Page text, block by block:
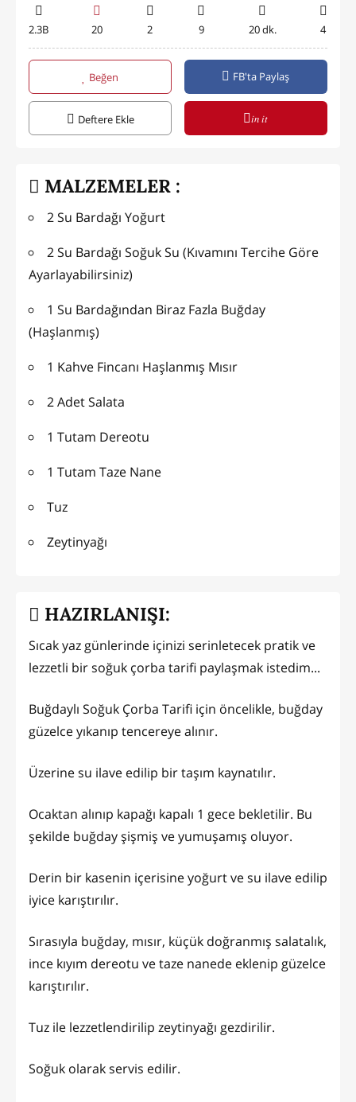
2.3B 20 2 9 20 dk. 4
Beğen FB'ta Paylaş
Deftere Ekle in it
MALZEMELER :
2 Su Bardağı Yoğurt
2 Su Bardağı Soğuk Su (Kıvamını Tercihe Göre
Ayarlayabilirsiniz)
1 Su Bardağından Biraz Fazla Buğday
(Haşlanmış)
1 Kahve Fincanı Haşlanmış Mısır
2 Adet Salata
1 Tutam Dereotu
1 Tutam Taze Nane
Tuz
Zeytinyağı
HAZIRLANIŞI:
Sıcak yaz günlerinde içinizi serinletecek pratik ve
lezzetli bir soğuk çorba tarifi paylaşmak istedim...
Buğdaylı Soğuk Çorba Tarifi için öncelikle, buğday
güzelce yıkanıp tencereye alınır.
Üzerine su ilave edilip bir taşım kaynatılır.
Ocaktan alınıp kapağı kapalı 1 gece bekletilir. Bu
şekilde buğday şişmiş ve yumuşamış oluyor.
Derin bir kasenin içerisine yoğurt ve su ilave edilip
iyice karıştırılır.
Sırasıyla buğday, mısır, küçük doğranmış salatalık,
ince kıyım dereotu ve taze nanede eklenip güzelce
karıştırılır.
Tuz ile lezzetlendirilip zeytinyağı gezdirilir.
Soğuk olarak servis edilir.